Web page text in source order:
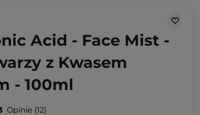
Acid - Face Mist -
z Kwasem
- 100ml
Opinie 12